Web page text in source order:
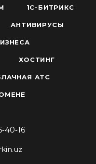
1С-БИТРИКС
АНТИВИРУСЫ
ХОСТИНГ
АТС
40-16